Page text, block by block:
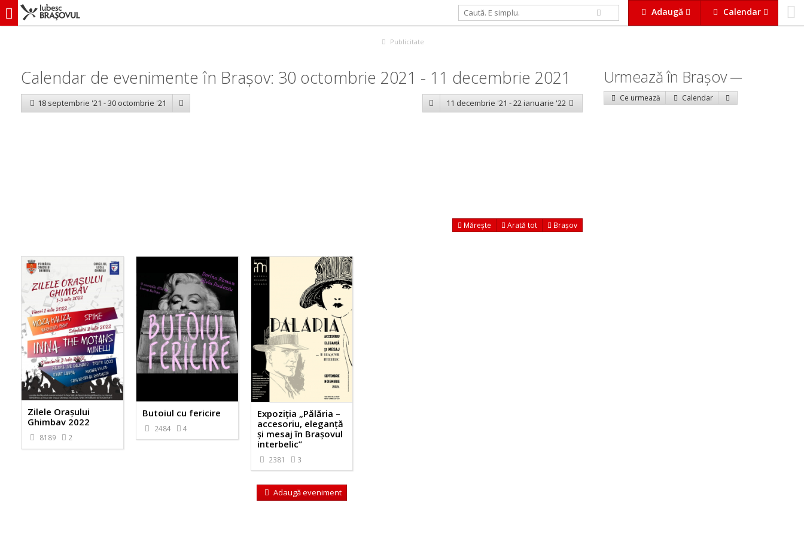
Adaugă Calendar
iubescbraşovul.ro
Publicitate
Calendar de evenimente în Brașov: 30 octombrie 2021 - 11 decembrie 2021
18 septembrie '21 - 30 octombrie '21 11 decembrie '21 - 22 ianuarie '22
Mărește Arată tot Brașov
Zilele Orașului
Ghimbav 2022
8189 2
Butoiul cu fericire
2484 4
Expoziția „Pălăria –
accesoriu, eleganță
și mesaj în Brașovul
interbelic”
2381 3
Adaugă eveniment
Urmează în Braşov
Ce urmează Calendar